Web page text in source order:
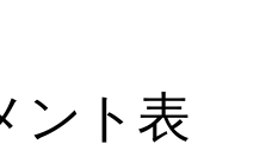
ント表